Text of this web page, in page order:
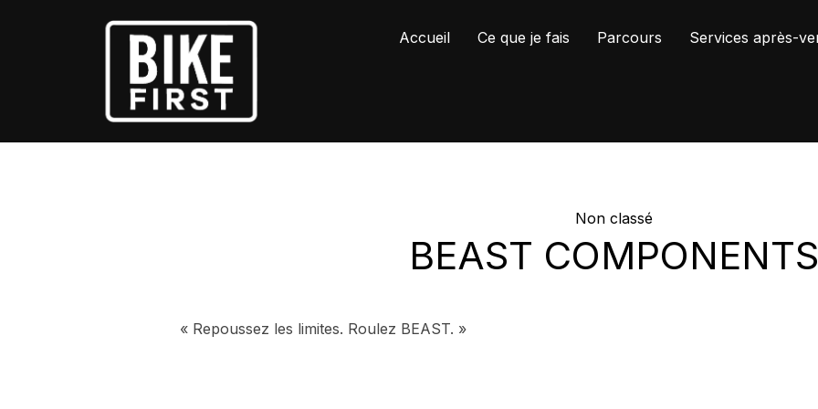
Accueil Ce que je fais Parcours Services après-
Non classé
BEAST COMPONENTS
« Repoussez les limites. Roulez BEAST. »